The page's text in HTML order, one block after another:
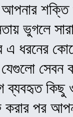
শক্তি ও
ভুগলে
এ ধরনের
সেবন
কিছু
পর